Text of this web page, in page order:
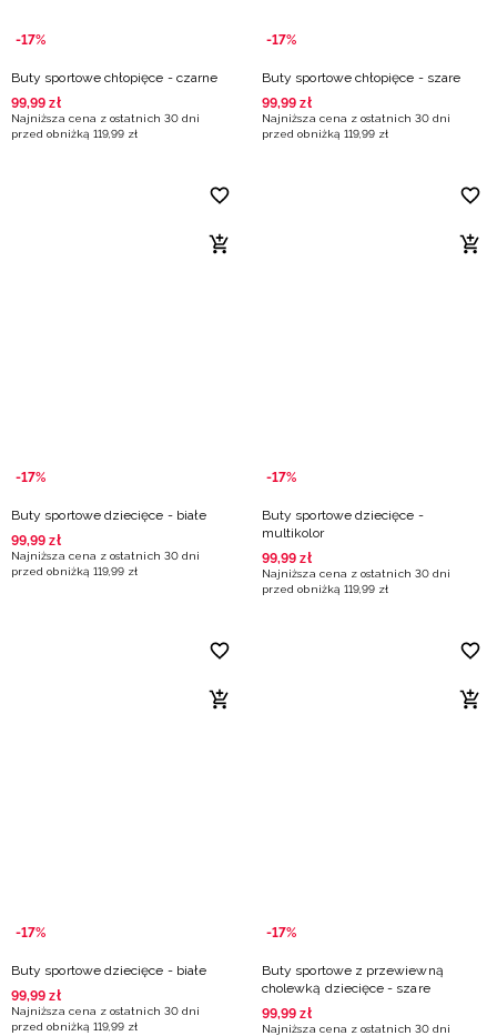
-17%
Buty sportowe chłopięce - czarne
99,99 zł
Najniższa cena z ostatnich 30 dni
przed obniżką 119,99 zł
-17%
Buty sportowe chłopięce - szare
99,99 zł
Najniższa cena z ostatnich 30 dni
przed obniżką 119,99 zł
-17%
Buty sportowe dziecięce - białe
99,99 zł
Najniższa cena z ostatnich 30 dni
przed obniżką 119,99 zł
-17%
Buty sportowe dziecięce -
multikolor
99,99 zł
Najniższa cena z ostatnich 30 dni
przed obniżką 119,99 zł
-17%
Buty sportowe dziecięce - białe
99,99 zł
Najniższa cena z ostatnich 30 dni
przed obniżką 119,99 zł
-17%
Buty sportowe z przewiewną
cholewką dziecięce - szare
99,99 zł
Najniższa cena z ostatnich 30 dni